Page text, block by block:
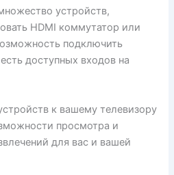
устройств,
HDMI коммутатор или
подключить
доступных входов на
к вашему телевизору
просмотра и
для вас и вашей